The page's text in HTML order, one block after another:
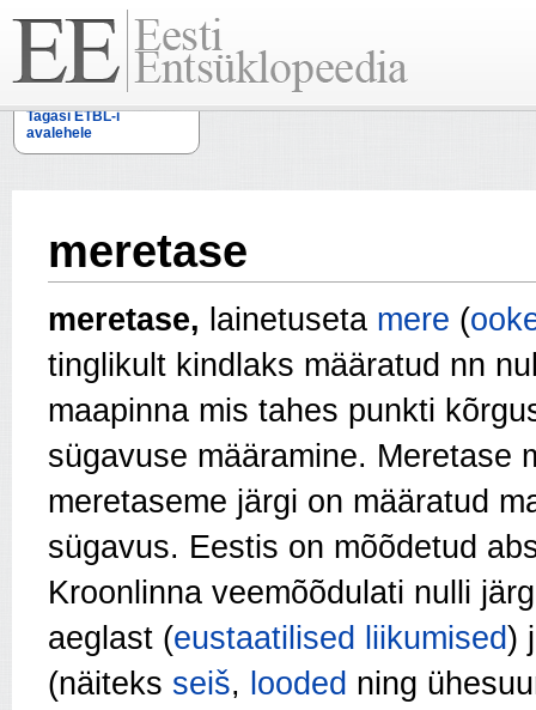
Tagasi ETBL-i
avalehele
meretase
meretase, lainetuseta mere (
tinglikult kindlaks määratud nn
maapinna mis tahes punkti
sügavuse mää­ramine. Meretase
meretaseme järgi on määratud
sügavus. Eestis on mõõdetud
Kroonlinna veemõõdulati nulli
aeglast (eustaatilised liikumised)
(näiteks seiš, looded ning